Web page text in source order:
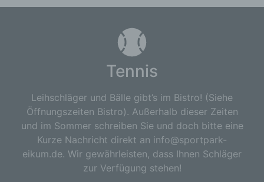
Tennis
Leihschläger und Bälle gibt’s im Bistro! (Siehe
Öffnungszeiten Bistro). Außerhalb dieser Zeiten
und im Sommer schreiben Sie und doch bitte eine
Kurze Nachricht direkt an info@sportpark-
eikum.de. Wir gewährleisten, dass Ihnen Schläger
zur Verfügung stehen!